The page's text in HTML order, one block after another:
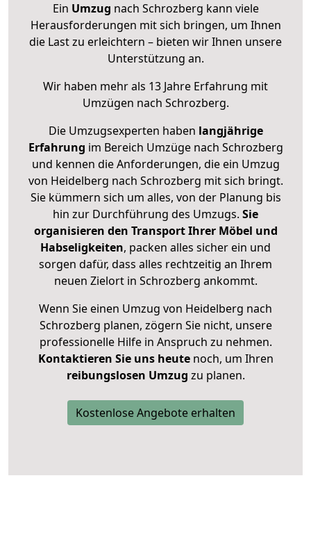
Ein Umzug nach Schrozberg kann viele
Herausforderungen mit sich bringen, um Ihnen
die Last zu erleichtern – bieten wir Ihnen unsere
Unterstützung an.
Wir haben mehr als 13 Jahre Erfahrung mit
Umzügen nach Schrozberg.
Die Umzugsexperten haben langjährige
Erfahrung im Bereich Umzüge nach Schrozberg
und kennen die Anforderungen, die ein Umzug
von Heidelberg nach Schrozberg mit sich bringt.
Sie kümmern sich um alles, von der Planung bis
hin zur Durchführung des Umzugs. Sie
organisieren den Transport Ihrer Möbel und
Habseligkeiten, packen alles sicher ein und
sorgen dafür, dass alles rechtzeitig an Ihrem
neuen Zielort in Schrozberg ankommt.
Wenn Sie einen Umzug von Heidelberg nach
Schrozberg planen, zögern Sie nicht, unsere
professionelle Hilfe in Anspruch zu nehmen.
Kontaktieren Sie uns heutenoch, um Ihren
reibungslosen Umzug zu planen.
Kostenlose Angebote erhalten